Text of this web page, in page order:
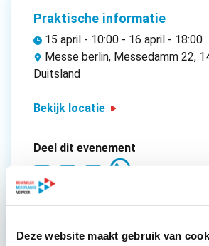
Deze website maakt gebruik van
Praktische informatie
15 april - 10:00 - 16 april - 18:00
Messe berlin, Messedamm 22,
Duitsland
Bekijk locatie
Deel dit evenement